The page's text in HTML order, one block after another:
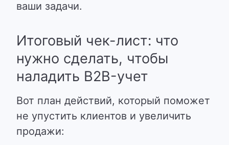
ваши задачи.
Итоговый чек-лист: что
нужно сделать, чтобы
наладить B2B-учет
Вот план действий, который поможет
не упустить клиентов и увеличить
продажи: